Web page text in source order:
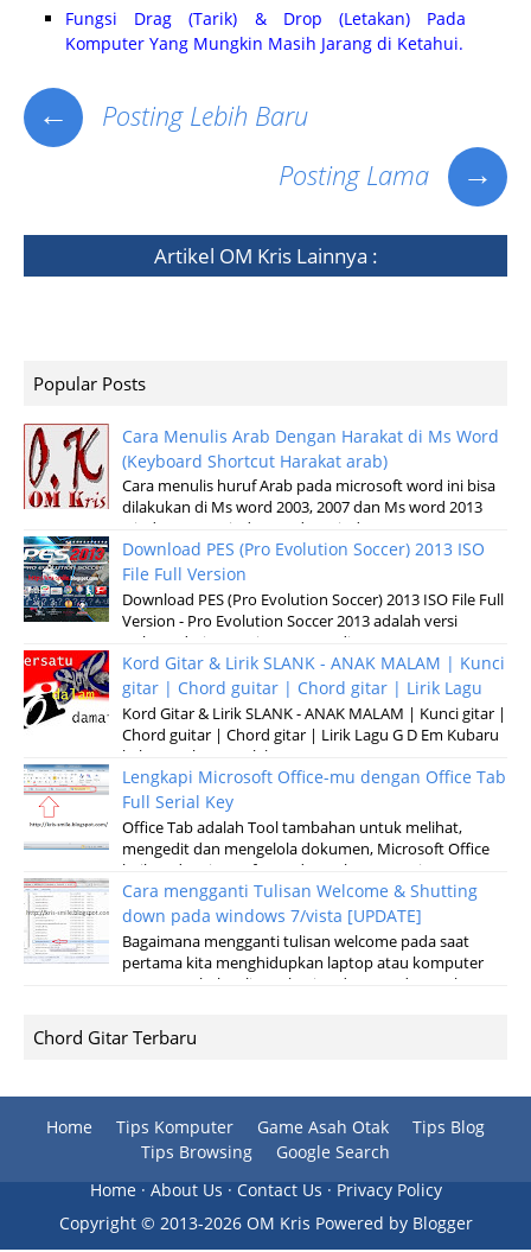
Fungsi Drag (Tarik) & Drop (Letakan) Pada
Komputer Yang Mungkin Masih Jarang di Ketahui.
←
Posting Lebih Baru
Posting Lama
→
Artikel OM KrisLainnya :
Popular Posts
Cara Menulis Arab Dengan Harakat di Ms Word
(Keyboard Shortcut Harakat arab)
Cara menulis huruf Arab pada microsoft word ini bisa
dilakukan di Ms word 2003, 2007 dan Ms word 2013
windows XP, Windows 7 dan windows v...
Download PES (Pro Evolution Soccer) 2013 ISO
File Full Version
Download PES (Pro Evolution Soccer) 2013 ISO File Full
Version - Pro Evolution Soccer 2013 adalah versi
terbaru dari permainan pertandinga...
Kord Gitar & Lirik SLANK - ANAK MALAM | Kunci
gitar | Chord guitar | Chord gitar | Lirik Lagu
Kord Gitar & Lirik SLANK - ANAK MALAM | Kunci gitar |
Chord guitar | Chord gitar | Lirik Lagu G D Em Kubaru
keluar malam Setelah sun...
Lengkapi Microsoft Office-mu dengan Office Tab
Full Serial Key
Office Tab adalah Tool tambahan untuk melihat,
mengedit dan mengelola dokumen, Microsoft Office
baik pada microsoft Word, Excel, Powerpoint...
Cara mengganti Tulisan Welcome & Shutting
down pada windows 7/vista [UPDATE]
Bagaimana mengganti tulisan welcome pada saat
pertama kita menghidupkan laptop atau komputer
serta merubah tulisan shuting down pada saat k...
Chord Gitar Terbaru
Home Tips Komputer Game Asah Otak
Tips Blog
Tips Browsing
Google Search
Home· About Us · Contact Us · Privacy Policy
Copyright © 2013-2026 OM Kris Powered by Blogger